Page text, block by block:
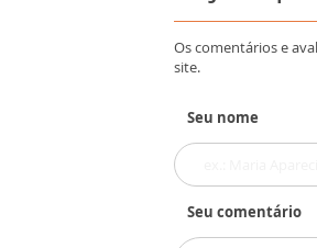
Os comentários e
site.
Seu nome
Seu comentário